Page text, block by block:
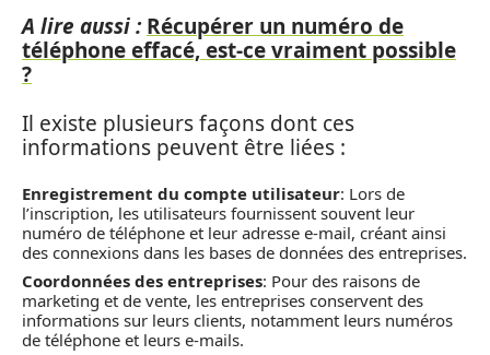
A lire aussi : Récupérer un numéro de
téléphone effacé, est-ce vraiment possible
?
Il existe plusieurs façons dont ces
informations peuvent être liées :
Enregistrement du compte utilisateur: Lors de
l’inscription, les utilisateurs fournissent souvent leur
numéro de téléphone et leur adresse e-mail, créant ainsi
des connexions dans les bases de données des entreprises.
Coordonnées des entreprises: Pour des raisons de
marketing et de vente, les entreprises conservent des
informations sur leurs clients, notamment leurs numéros
de téléphone et leurs e-mails.